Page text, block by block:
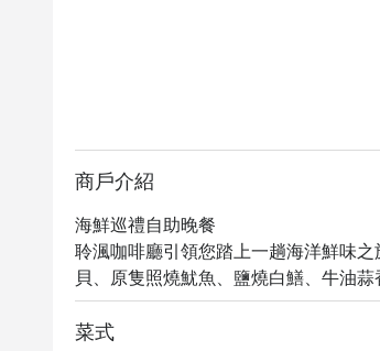
商戶介紹
海鮮巡禮自助晚餐
聆渢咖啡廳引領您踏上一趟海洋鮮味
貝、原隻照燒魷魚、鹽燒白鱔、牛油
合，為味蕾帶來極致享受。每位賓客
蝦交織出奢華滋味，令人一試傾心。
菜式